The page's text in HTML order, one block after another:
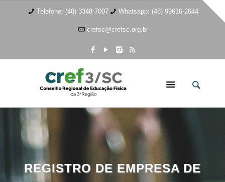
Telefone: (48) 3348-7007 Whatsapp: (48) 99616-2644
crefsc@crefsc.org.br
REGISTRO DE EMPRESA DE